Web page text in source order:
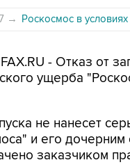
→ Роскосмос в
- Отказ от
ущерба
не нанесет
и его
заказчиком